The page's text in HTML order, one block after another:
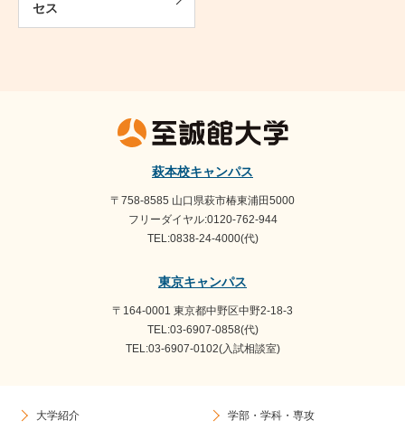
セス
萩本校キャンパス
〒758-8585 山口県萩市椿東浦田5000
フリーダイヤル:0120-762-944
TEL:0838-24-4000(代)
東京キャンパス
〒164-0001 東京都中野区中野2-18-3
TEL:03-6907-0858(代)
TEL:03-6907-0102(入試相談室)
大学紹介 学部・学科・専攻